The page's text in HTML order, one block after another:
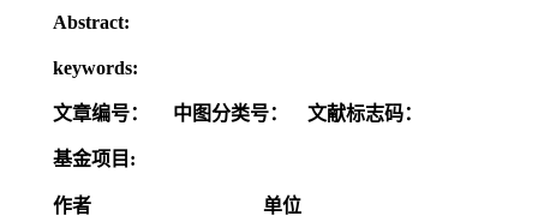
Abstract:
keywords:
文章编号： 中图分类号： 文献标志码：
基金项目:
作者
单位